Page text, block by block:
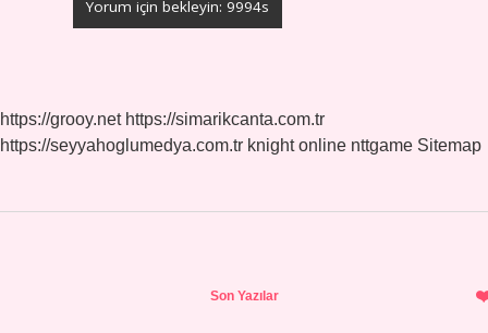
https://grooy.net https://simarikcanta.com.tr
https://seyyahoglumedya.com.tr knight online nttgame Sitemap
Son Yazılar